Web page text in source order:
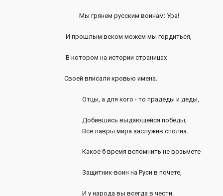
Мы грянем русским воинам: Ура!
И прошлым веком можем мы гордиться,
В котором на истории страницах
Своей вписали кровью имена.
Отцы, а для кого - то прадеды и деды,
Добившись выдающейся победы,
Все лавры мира заслужив сполна.
Какое б время вспомнить не возьмете-
Защитник-воин на Руси в почете,
И у народа вы всегда в чести.